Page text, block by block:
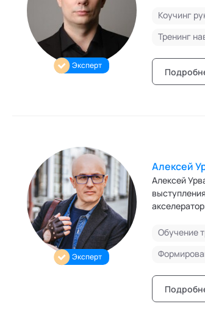
Эксперт
Коучинг
Тренинг
Эксперт
Алексей
Алексей
выступления, переговоры,
бережного
Обучение